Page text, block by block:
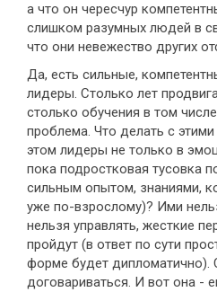
а что он чересчур
слишком разумных людей в
что они невежество других
Да, есть сильные,
лидеры. Столько лет
столько обучения в том
проблема. Что делать с
этом лидеры не только в
пока подростковая тусовка
сильным опытом, знаниями,
уже по-взрослому)? Ими
нельзя управлять, жесткие
пройдут (в ответ по сути
форме будет дипломатично).
договариваться. И вот она -